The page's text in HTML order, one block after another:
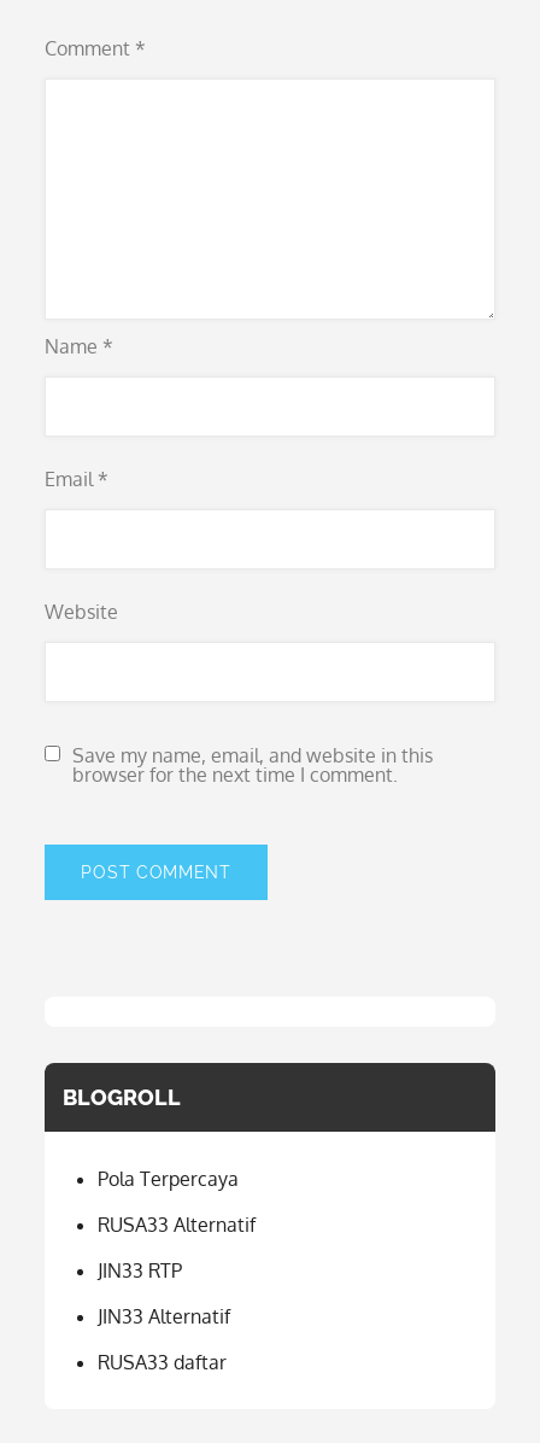
Comment *
Name *
Email *
Website
Save my name, email, and website in this
browser for the next time I comment.
BLOGROLL
Pola Terpercaya
RUSA33 Alternatif
JIN33 RTP
JIN33 Alternatif
RUSA33 daftar